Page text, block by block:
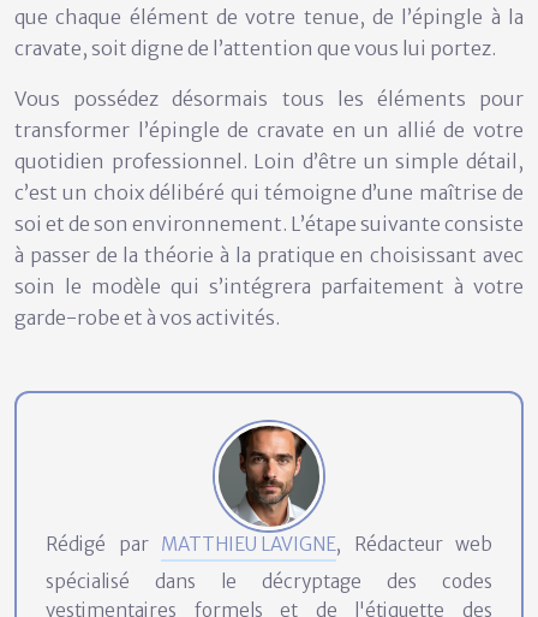
que chaque élément de votre tenue, de l’épingle à la
cravate, soit digne de l’attention que vous lui portez.
Vous possédez désormais tous les éléments pour
transformer l’épingle de cravate en un allié de votre
quotidien professionnel. Loin d’être un simple détail,
c’est un choix délibéré qui témoigne d’une maîtrise de
soi et de son environnement. L’étape suivante consiste
à passer de la théorie à la pratique en choisissant avec
soin le modèle qui s’intégrera parfaitement à votre
garde-robe et à vos activités.
Rédigé par MATTHIEU LAVIGNE, Rédacteur web
spécialisé dans le décryptage des codes
vestimentaires formels et de l'étiquette des